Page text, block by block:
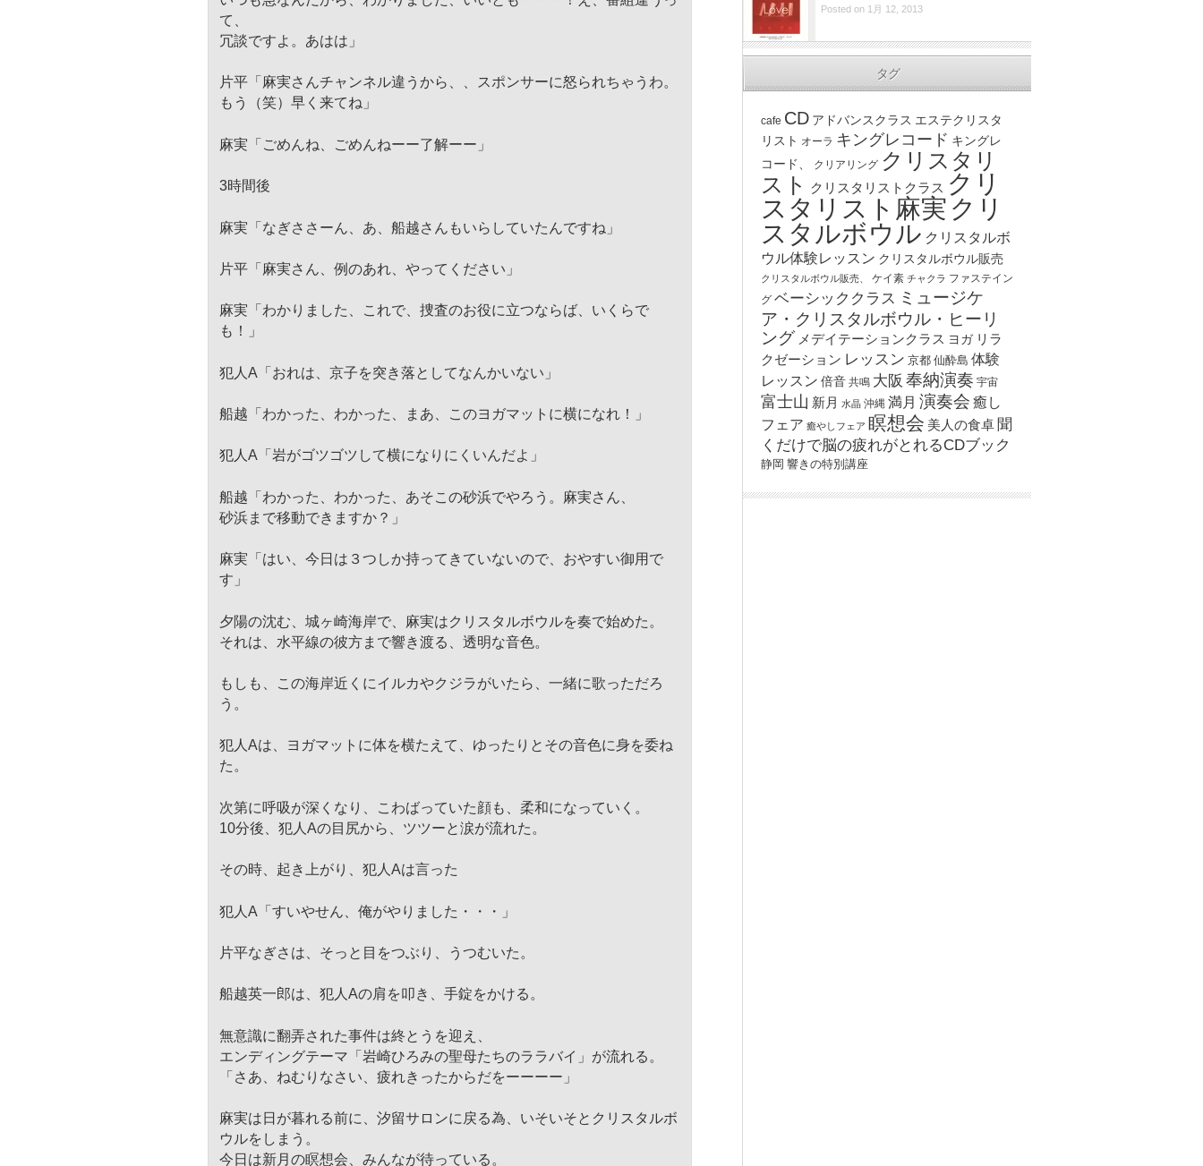
て、
冗談ですよ。あはは」
片平「麻実さんチャンネル違うから、、
スポンサーに怒られちゃうわ。
もう（笑）早く来てね」
麻実「ごめんね、ごめんねーー了解ーー」
3時間後
麻実「なぎささーん、あ、船越さんもいらしていたんですね」
片平「麻実さん、例のあれ、やってください」
麻実「わかりました、これで、捜査のお役に立つならば、 いくらで
も！」
犯人A「おれは、京子を突き落としてなんかいない」
船越「わかった、わかった、まあ、このヨガマットに横になれ！」
犯人A「岩がゴツゴツして横になりにくいんだよ」
船越「わかった、わかった、あそこの砂浜でやろう。麻実さん、
砂浜まで移動できますか？」
麻実「はい、今日は３つしか持ってきていないので、 おやすい御用で
す」
夕陽の沈む、城ヶ崎海岸で、 麻実はクリスタルボウルを奏で始めた。
それは、水平線の彼方まで響き渡る、透明な音色。
もしも、この海岸近くにイルカやクジラがいたら、 一緒に歌っただろ
う。
犯人Aは、ヨガマットに体を横たえて、 ゆったりとその音色に身を委ね
た。
次第に呼吸が深くなり、こわばっていた顔も、柔和になっていく。
10分後、犯人Aの目尻から、ツツーと涙が流れた。
その時、起き上がり、犯人Aは言った
犯人A「すいやせん、俺がやりました・・・」
片平なぎさは、そっと目をつぶり、うつむいた。
船越英一郎は、犯人Aの肩を叩き、手錠をかける。
無意識に翻弄された事件は終とうを迎え、
エンディングテーマ「岩崎ひろみの聖母たちのララバイ」 が流れる。
「さあ、ねむりなさい、疲れきったからだをーーーー」
麻実は日が暮れる前に、汐留サロンに戻る為、 いそいそとクリスタルボ
ウルをしまう。
今日は新月の瞑想会、みんなが待っている。
Posted on 1月 12, 2013
タグ
cafe CD アドバンスクラス エステクリスタ
リスト オーラ キングレコード キングレ
コード、
クリアリング クリスタリ
スト
クリスタリストクラス クリ
スタリスト麻実 クリ
スタルボウル クリスタルボ
ウル体験レッスン クリスタルボウル販売
クリスタルボウル販売、 ケイ素 チャクラ ファステイン
グ ベーシッククラス ミュージケ
ア・クリスタルボウル・ヒーリ
ング メデイテーションクラス ヨガ リラ
クゼーション レッスン 京都 仙酔島 体験
レッスン 倍音 共鳴 大阪 奉納演奏 宇宙
富士山 新月 水晶 沖縄 満月 演奏会 癒し
フェア 癒やしフェア 瞑想会 美人の食卓 聞
くだけで脳の疲れがとれるCDブック
静岡 響きの特別講座